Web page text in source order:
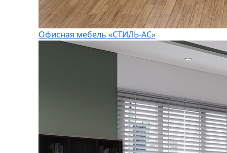
Офисная мебель «СТИЛЬ-АС»